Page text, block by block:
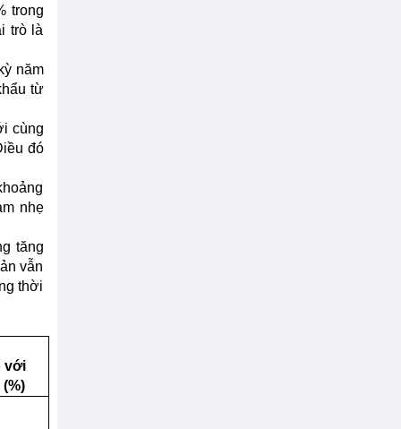
trong
trò là
năm
từ
cùng
đó
nhẹ
tăng
vẫn
thời
với